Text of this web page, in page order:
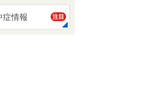
症情報 注目